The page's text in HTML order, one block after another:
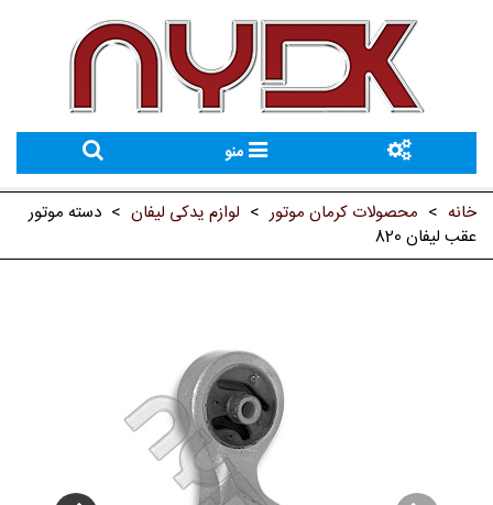
منو
خانه > محصولات کرمان موتور > لوازم یدکی لیفان > دسته موتور
عقب لیفان 820